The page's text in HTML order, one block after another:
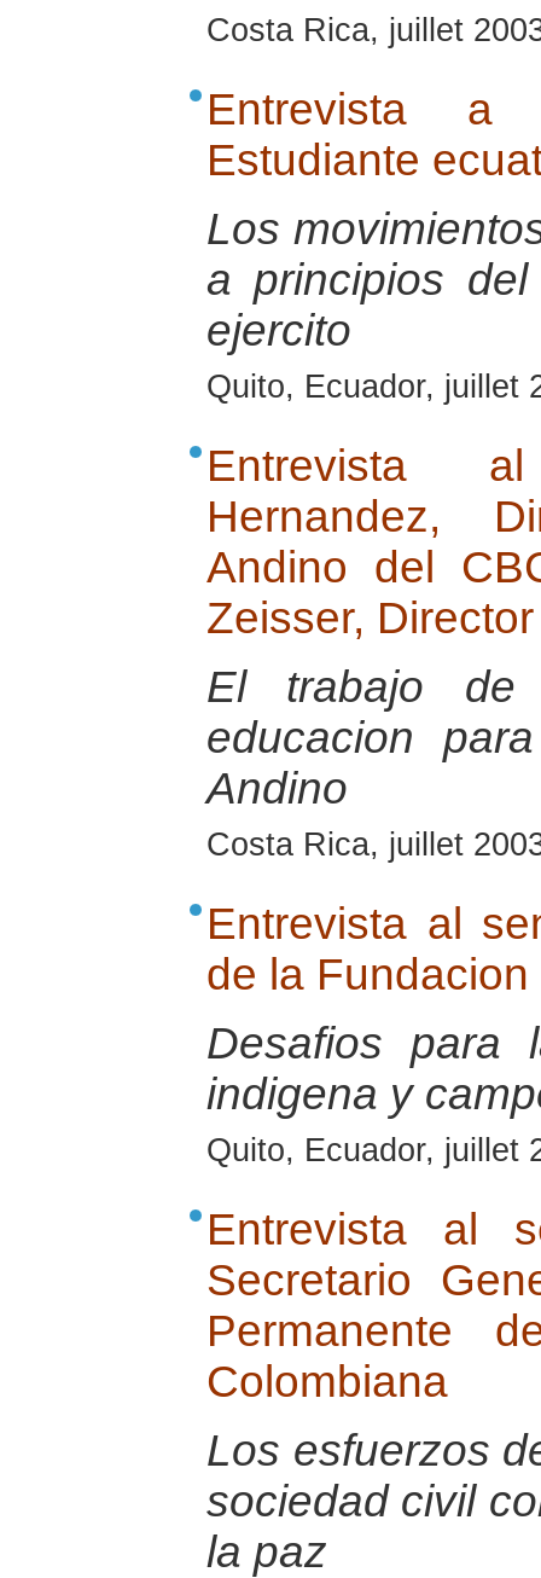
Costa Rica, juillet
Entrevista a
Estudiante
Los
a principios
ejercito
Quito, Ecuador, juillet
Entrevista
Hernandez,
Andino del
Zeisser,
El trabajo de
educacion
Andino
Costa Rica, juillet
Entrevista al
de la
Desafios para
indigena y
Quito, Ecuador, juillet
Entrevista al
Secretario
Permanente
Colombiana
Los esfuerzos
sociedad civil
la paz